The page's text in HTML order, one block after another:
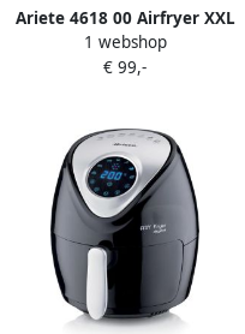
Ariete 4618 00 Airfryer XXL
hetelucht friteuse- 5.5 Liter
1800 Watt 7 Programma's
1 webshop
€ 99,-